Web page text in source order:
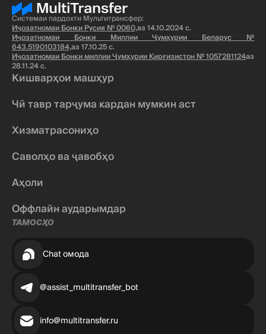
Системаи пардохти Мультитрансфер:
Иҷозатномаи Бонки Русия № 0060,аз 14.10.2024 с.
Иҷозатномаи Бонки Миллии Ҷумҳурии Беларус №
643.5190103184,аз 17.10.25 с.
Иҷозатномаи Бонки миллии Ҷумҳурии Қирғизистон № 1057281124аз
28.11.24 с.
Кишварҳои машҳур
Чӣ тавр тарҷума кардан мумкин аст
Хизматрасониҳо
Саволҳо ва ҷавобҳо
Аҳоли
Оффлайн аударымдар
ТАМОСҲО
Chat омода
@assist_multitransfer_bot
info@multitransfer.ru